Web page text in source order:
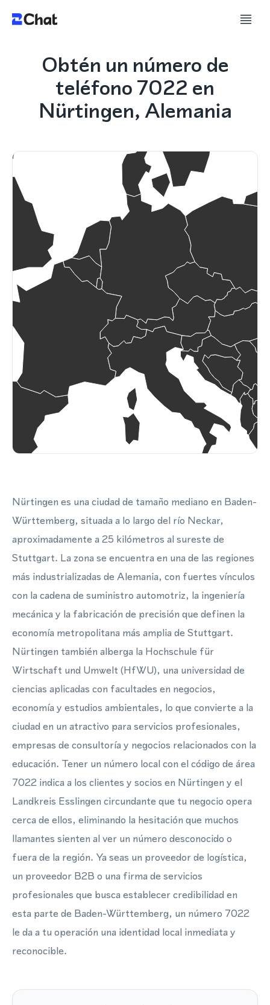
Obtén un número de
teléfono 7022 en
Nürtingen, Alemania
Nürtingen es una ciudad de tamaño mediano en Baden-
Württemberg, situada a lo largo del río Neckar,
aproximadamente a 25 kilómetros al sureste de
Stuttgart. La zona se encuentra en una de las regiones
más industrializadas de Alemania, con fuertes vínculos
con la cadena de suministro automotriz, la ingeniería
mecánica y la fabricación de precisión que definen la
economía metropolitana más amplia de Stuttgart.
Nürtingen también alberga la Hochschule für
Wirtschaft und Umwelt (HfWU), una universidad de
ciencias aplicadas con facultades en negocios,
economía y estudios ambientales, lo que convierte a la
ciudad en un atractivo para servicios profesionales,
empresas de consultoría y negocios relacionados con la
educación. Tener un número local con el código de área
7022 indica a los clientes y socios en Nürtingen y el
Landkreis Esslingen circundante que tu negocio opera
cerca de ellos, eliminando la hesitación que muchos
llamantes sienten al ver un número desconocido o
fuera de la región. Ya seas un proveedor de logística,
un proveedor B2B o una firma de servicios
profesionales que busca establecer credibilidad en
esta parte de Baden-Württemberg, un número 7022
le da a tu operación una identidad local inmediata y
reconocible.